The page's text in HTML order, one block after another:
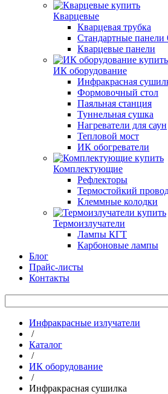
Кварцевые
Кварцевая трубка
Стандартные панели
Кварцевые панели
ИК оборудование
Инфракрасная
Формовочный стол
Паяльная станция
Туннельная сушка
Нагреватели для саун
Тепловой мост
ИК обогреватели
Комплектующие
Рефлекторы
Термостойкий
Клеммные колодки
Термоизлучатели
Лампы КГТ
Карбоновые лампы
Блог
Прайс-листы
Контакты
Инфракрасные излучатели
/
Каталог
/
ИК оборудование
/
Инфракрасная сушилка